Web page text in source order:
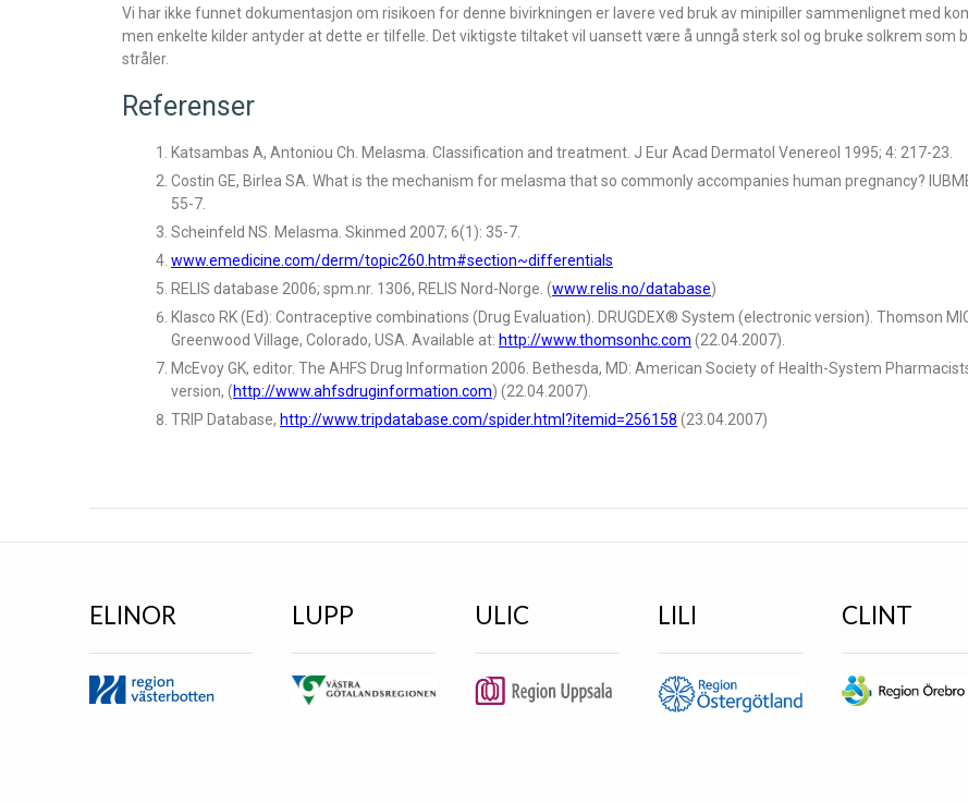
Vi har ikke funnet dokumentasjon om risikoen for denne bivirkningen er lavere ved bruk av minipiller sammenlignet med
men enkelte kilder antyder at dette er tilfelle. Det viktigste tiltaket vil uansett være å unngå sterk sol og bruke solkrem som
stråler.
Referenser
Katsambas A, Antoniou Ch. Melasma. Classification and treatment. J Eur Acad Dermatol Venereol 1995; 4: 217-23.
Costin GE, Birlea SA. What is the mechanism for melasma that so commonly accompanies human pregnancy?
55-7.
Scheinfeld NS. Melasma. Skinmed 2007; 6(1): 35-7.
www.emedicine.com/derm/topic260.htm#section~differentials
RELIS database 2006; spm.nr. 1306, RELIS Nord-Norge. (www.relis.no/database)
Klasco RK (Ed): Contraceptive combinations (Drug Evaluation). DRUGDEX® System (electronic version). Thomson
Greenwood Village, Colorado, USA. Available at: http://www.thomsonhc.com (22.04.2007).
McEvoy GK, editor. The AHFS Drug Information 2006. Bethesda, MD: American Society of Health-System
version, (http://www.ahfsdruginformation.com) (22.04.2007).
TRIP Database, http://www.tripdatabase.com/spider.html?itemid=256158 (23.04.2007)
ELINOR LUPP ULIC LILI CLINT